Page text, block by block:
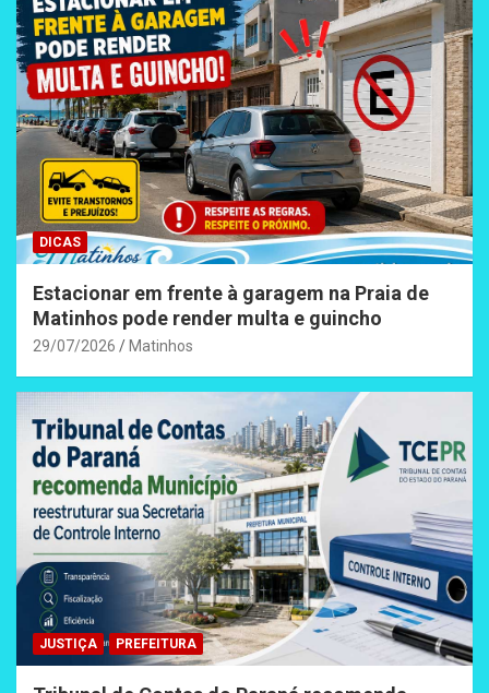
DICAS
Estacionar em frente à garagem na Praia de
Matinhos pode render multa e guincho
29/07/2026 Matinhos
JUSTIÇA PREFEITURA